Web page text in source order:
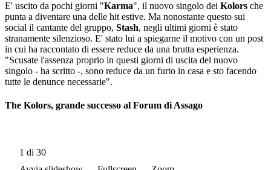
E' uscito da pochi giorni "Karma", il nuovo singolo dei Kolors che
punta a diventare una delle hit estive. Ma nonostante questo sui
social il cantante del gruppo, Stash, negli ultimi giorni è stato
stranamente silenzioso. E' stato lui a spiegarne il motivo con un post
in cui ha raccontato di essere reduce da una brutta esperienza.
"Scusate l'assenza proprio in questi giorni di uscita del nuovo
singolo - ha scritto -, sono reduce da un furto in casa e sto facendo
tutte le denunce necessarie".
The Kolors, grande successo al Forum di Assago
1 di 30